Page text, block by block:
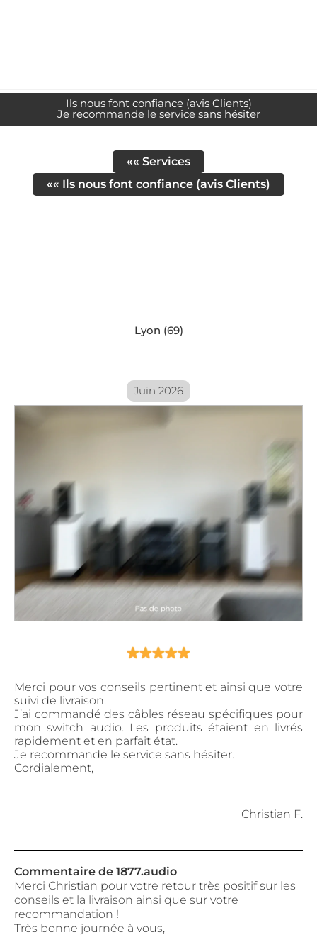
Ils nous font confiance (avis Clients)
Je recommande le service sans hésiter
«« Services
«« Ils nous font confiance (avis Clients)
Lyon (69)
Juin 2026
Merci pour vos conseils pertinent et ainsi que votre
suivi de livraison.
J’ai commandé des câbles réseau spécifiques pour
mon switch audio. Les produits étaient en livrés
rapidement et en parfait état.
Je recommande le service sans hésiter.
Cordialement,
Christian F.
Commentaire de 1877.audio
Merci Christian pour votre retour très positif sur les
conseils et la livraison ainsi que sur votre
recommandation !
Très bonne journée à vous,